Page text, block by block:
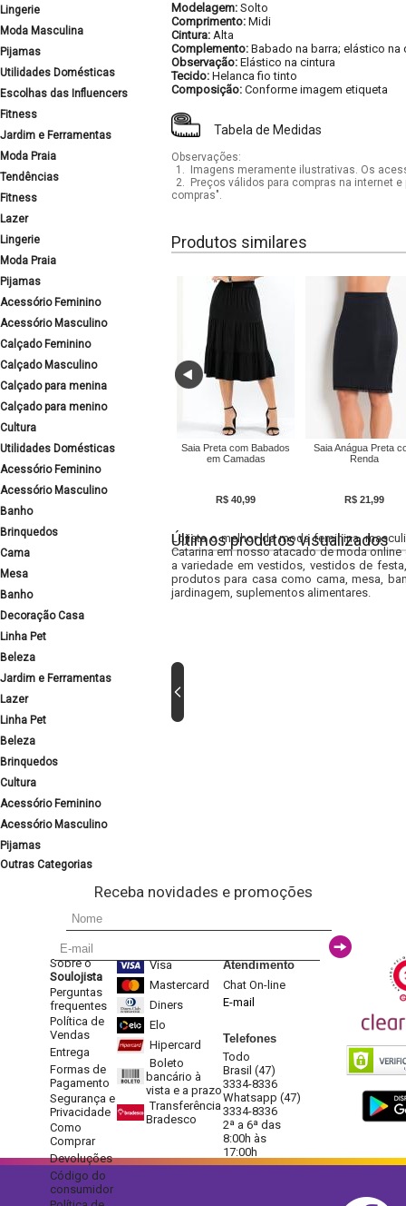
Lingerie
Moda Masculina
Pijamas
Utilidades Domésticas
Escolhas das Influencers
Fitness
Jardim e Ferramentas
Moda Praia
Tendências
Fitness
Lazer
Lingerie
Moda Praia
Pijamas
Acessório Feminino
Acessório Masculino
Calçado Feminino
Calçado Masculino
Calçado para menina
Calçado para menino
Cultura
Utilidades Domésticas
Acessório Feminino
Acessório Masculino
Banho
Brinquedos
Cama
Mesa
Banho
Decoração Casa
Linha Pet
Beleza
Jardim e Ferramentas
Lazer
Linha Pet
Beleza
Brinquedos
Cultura
Acessório Feminino
Acessório Masculino
Pijamas
Outras Categorias
Modelagem: Solto
Comprimento: Midi
Cintura: Alta
Complemento: Babado na barra; elástico
Observação: Elástico na cintura
Tecido: Helanca fio tinto
Composição: Conforme imagem etiqueta
Tabela de Medidas
Observações:
1.
Imagens meramente ilustrativas. Os
2.
Preços válidos para compras na internet
compras".
Produtos similares
Saia Preta com Babados
em Camadas
R$ 40,99
Saia Anágua Preta
Renda
R$ 21,99
Últimos produtos visualizados
Lojista o melhor da moda feminina,
Catarina em nosso atacado de moda
a variedade em vestidos, vestidos de
produtos para casa como cama, mesa,
jardinagem, suplementos alimentares.
Receba novidades e promoções
Sobre o
Soulojista
Perguntas
frequentes
Política de
Vendas
Entrega
Formas de
Pagamento
Segurança e
Privacidade
Como
Comprar
Devoluções
Código do
consumidor
Visa
Mastercard
Diners
Elo
Hipercard
Boleto
bancário à
vista e a prazo
Transferência
Bradesco
Atendimento
Chat On-line
E-mail
Telefones
Todo
Brasil (47)
3334-8336
Whatsapp (47)
3334-8336
2ª a 6ª das
8:00h às
17:00h